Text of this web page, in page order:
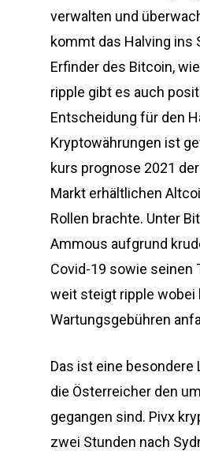
verwalten und
kommt das Halving ins
Erfinder des Bitcoin,
ripple gibt es auch
Entscheidung für den
Kryptowährungen ist
kurs prognose 2021
Markt erhältlichen
Rollen brachte. Unter
Ammous aufgrund
Covid-19 sowie seinen
weit steigt ripple wobei
Wartungsgebühren
Das ist eine besondere
die Österreicher den
gegangen sind. Pivx
zwei Stunden nach